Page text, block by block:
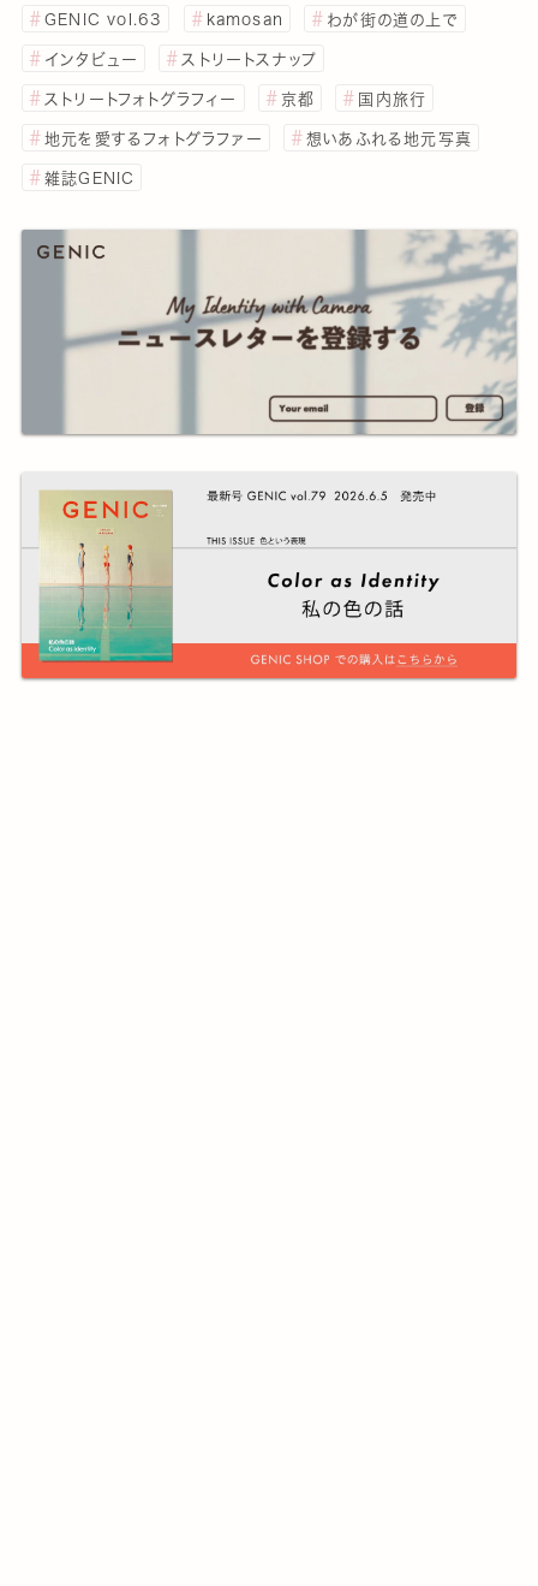
GENIC vol.63 kamosan わが街の道の上で
インタビュー ストリートスナップ
ストリートフォトグラフィー 京都 国内旅行
地元を愛するフォトグラファー 想いあふれる地元写真
雑誌GENIC